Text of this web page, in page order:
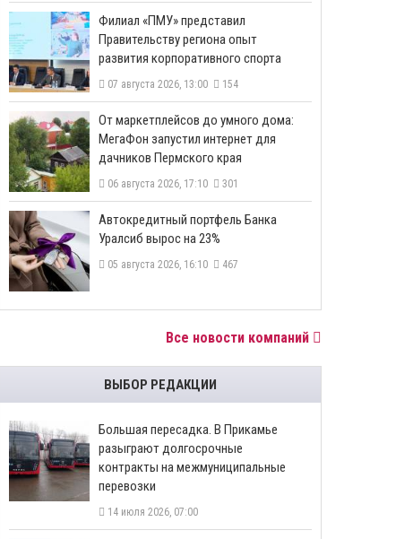
​Филиал «ПМУ» представил
Правительству региона опыт
развития корпоративного спорта
07 августа 2026, 13:00 154
От маркетплейсов до умного дома:
МегаФон запустил интернет для
дачников Пермского края
06 августа 2026, 17:10 301
​Автокредитный портфель Банка
Уралсиб вырос на 23%
05 августа 2026, 16:10 467
Все новости компаний
ВЫБОР РЕДАКЦИИ
Большая пересадка. В Прикамье
разыграют долгосрочные
контракты на межмуниципальные
перевозки
14 июля 2026, 07:00